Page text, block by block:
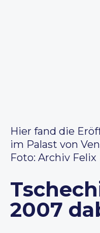
Hier fand die
im Palast von
Foto: Archiv Felix
2007